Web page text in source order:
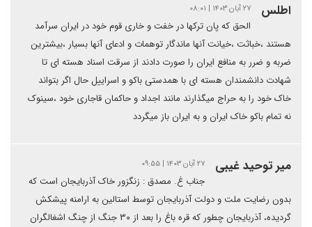
اطلس ۲۷ آبان ۱۴۰۳ | ۰۸:۰۱
الحق که پان ترکها در خفت و خاری قوم خود در ایران سرآمد
هستند ،خباثت ،خیانت آنها ماندگار توهمات و ادعای آنها بسیار ،بیشترین
ضربه و ضرر به منافع ایران را صورت دادند از سرقت اسناد هسته ای تا
شهادت دانشمندان هسته ای با همدستی باکو و اسراییل حال اگر بتواند
خاک خود را به حراج میگذارند مانند اجداد و حاکمان قاجاری خود ،سینوک
نه تمام باکو خاک ایران و به ایران باز میگردد
میر توحید غیبی ۲۷ آبان ۱۴۰۳ | ۰۹:۵۵
جناب غ. مصدق : زنگزور خاک آذربایجان است که
بدون رضایت ملت و دولت آذربایجان توسط استالین به ارامنه پیشکش
گردیده، آذربایجان چطور که قره باغ را بعد از ۳۰ جنگ از چنگ اشغالگران